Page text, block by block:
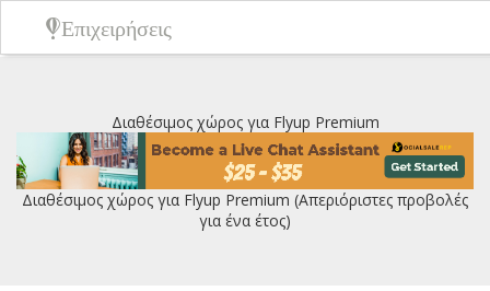
Διαθέσιμος χώρος για Flyup Premium
Διαθέσιμος χώρος για Flyup Premium (Απεριόριστες προβολές
για ένα έτος)
Επιχειρήσεις